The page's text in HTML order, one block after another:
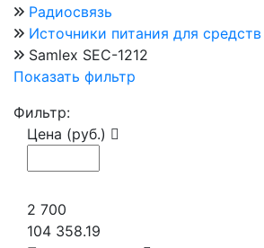
Радиосвязь
Источники питания для
Samlex SEC-1212
Показать фильтр
Фильтр:
Цена (руб.)
2 700
104 358.19